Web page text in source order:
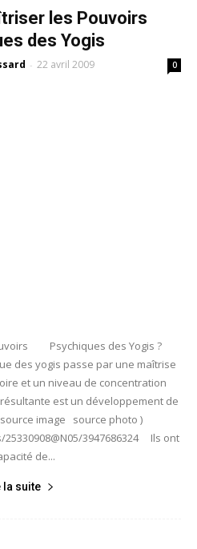
les Pouvoirs
des Yogis
- 22 avril 2009 0
Psychiques des Yogis ?
yogis passe par une maîtrise
et un niveau de concentration
est un développement de
image source photo )
3947686324 Ils ont
de...
la suite